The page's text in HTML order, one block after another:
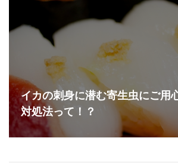
イカの刺身に潜む寄生虫にご用
対処法って！？